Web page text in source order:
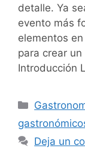
detalle. Ya
evento más
elementos
para crear
Introducción
Deja un